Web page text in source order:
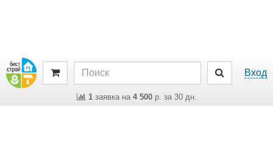
Вход
1заявка на 4 500р. за 30 дн.